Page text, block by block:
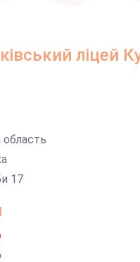
ліцей
область
17